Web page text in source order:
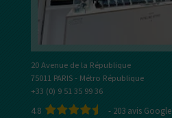
20 Avenue de la République
75011 PARIS - Métro République
+33 (0) 9 51 35 99 36
4.8 - 203 avis Google